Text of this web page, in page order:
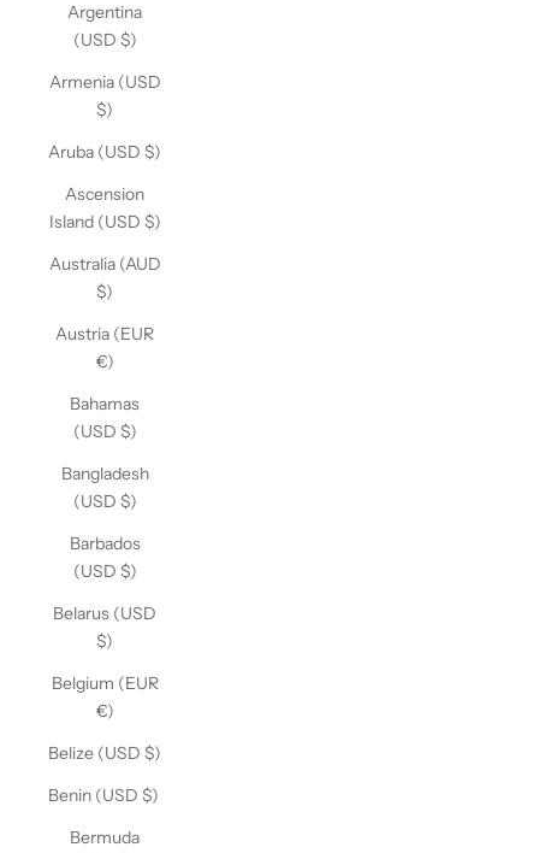
Argentina
(USD $)
Armenia (USD
$)
Aruba (USD $)
Ascension
Island (USD $)
Australia (AUD
$)
Austria (EUR
€)
Bahamas
(USD $)
Bangladesh
(USD $)
Barbados
(USD $)
Belarus (USD
$)
Belgium (EUR
€)
Belize (USD $)
Benin (USD $)
Bermuda